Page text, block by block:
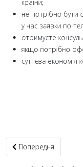
країни;
не потрібно бути
у нас заявки по
отримуєте
якщо потрібно
суттєва економія
Попередня стаття:
Попередня